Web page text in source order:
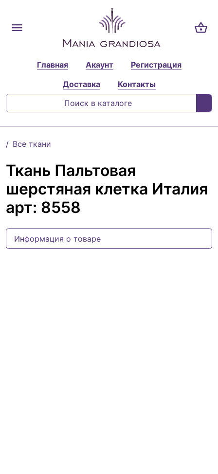
Главная Акаунт
Регистрация
Доставка
Контакты
Все ткани
Ткань Пальтовая
шерстяная клетка Италия
арт: 8558
Информация о товаре